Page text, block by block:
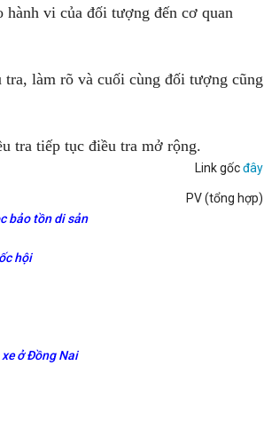
vi của đối tượng đến cơ quan
làm rõ và cuối cùng đối tượng cũng
tra tiếp tục điều tra mở rộng.
Link gốcđây
PV (tổng hợp)
bảo tồn di sản
hội
ở Đồng Nai